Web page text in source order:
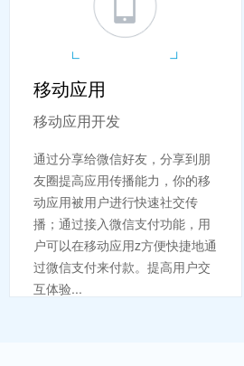
移动应用
移动应用开发
通过分享给微信好友，分享到朋
友圈提高应用传播能力，你的移
动应用被用户进行快速社交传
播；通过接入微信支付功能，用
户可以在移动应用z方便快捷地通
过微信支付来付款。提高用户交
互体验...